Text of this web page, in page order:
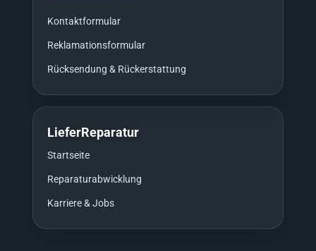
Kontaktformular
Reklamationsformular
Rücksendung & Rückerstattung
LieferReparatur
Startseite
Reparaturabwicklung
Karriere & Jobs